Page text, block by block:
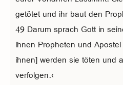
getötet und ihr baut den
49 Darum sprach Gott in
ihnen Propheten und
ihnen] werden sie töten und
verfolgen.‹